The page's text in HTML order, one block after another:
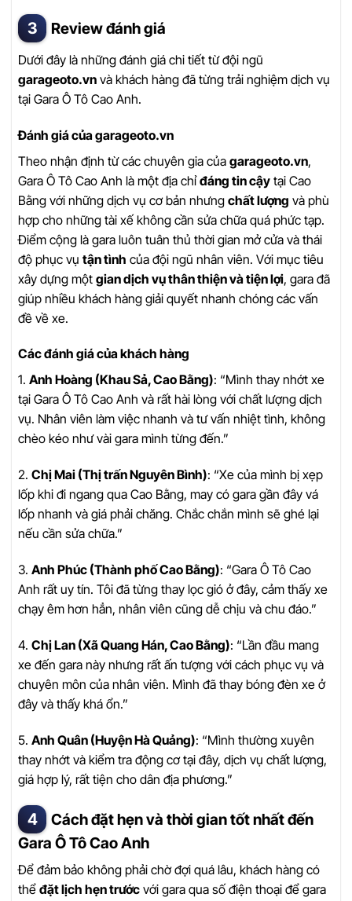
Review đánh giá
Dưới đây là những đánh giá chi tiết từ đội ngũ
garageoto.vn và khách hàng đã từng trải nghiệm dịch vụ
tại Gara Ô Tô Cao Anh.
Đánh giá của garageoto.vn
Theo nhận định từ các chuyên gia của garageoto.vn,
Gara Ô Tô Cao Anh là một địa chỉđáng tin cậy tại Cao
Bằng với những dịch vụ cơ bản nhưng chất lượng và phù
hợp cho những tài xế không cần sửa chữa quá phức tạp.
Điểm cộng là gara luôn tuân thủ thời gian mở cửa và thái
độ phục vụ tận tình của đội ngũ nhân viên. Với mục tiêu
xây dựng một gian dịch vụ thân thiện và tiện lợi, gara đã
giúp nhiều khách hàng giải quyết nhanh chóng các vấn
đề về xe.
Các đánh giá của khách hàng
1. Anh Hoàng (Khau Sả, Cao Bằng): “Mình thay nhớt xe
tại Gara Ô Tô Cao Anh và rất hài lòng với chất lượng dịch
vụ. Nhân viên làm việc nhanh và tư vấn nhiệt tình, không
chèo kéo như vài gara mình từng đến.”
2. Chị Mai (Thị trấn Nguyên Bình): “Xe của mình bị xẹp
lốp khi đi ngang qua Cao Bằng, may có gara gần đây vá
lốp nhanh và giá phải chăng. Chắc chắn mình sẽ ghé lại
nếu cần sửa chữa.”
3. Anh Phúc (Thành phố Cao Bằng): “Gara Ô Tô Cao
Anh rất uy tín. Tôi đã từng thay lọc gió ở đây, cảm thấy xe
chạy êm hơn hẳn, nhân viên cũng dễ chịu và chu đáo.”
4. Chị Lan (Xã Quang Hán, Cao Bằng): “Lần đầu mang
xe đến gara này nhưng rất ấn tượng với cách phục vụ và
chuyên môn của nhân viên. Mình đã thay bóng đèn xe ở
đây và thấy khá ổn.”
5. Anh Quân (Huyện Hà Quảng): “Mình thường xuyên
thay nhớt và kiểm tra động cơ tại đây, dịch vụ chất lượng,
giá hợp lý, rất tiện cho dân địa phương.”
Cách đặt hẹn và thời gian tốt nhất đến
Gara Ô Tô Cao Anh
Để đảm bảo không phải chờ đợi quá lâu, khách hàng có
thể đặt lịch hẹn trước với gara qua số điện thoại để gara